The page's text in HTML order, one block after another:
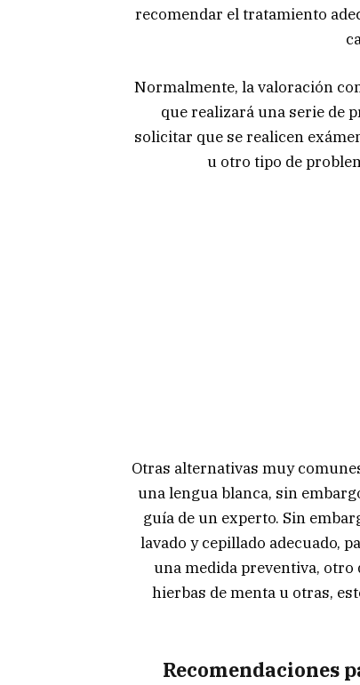
recomendar el tratamiento
Normalmente, la valoración
que realizará una serie de
solicitar que se realicen
u otro tipo de
Otras alternativas muy
una lengua blanca, sin
guía de un experto. Sin
lavado y cepillado adecuado,
una medida preventiva, otro
hierbas de menta u otras,
Recomendaciones